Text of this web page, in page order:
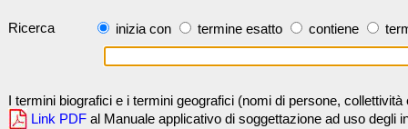
Ricerca inizia con termine esatto contiene
I termini biografici e i termini geografici (nomi di persone,
Link PDF al Manuale applicativo di soggettazione ad uso degli